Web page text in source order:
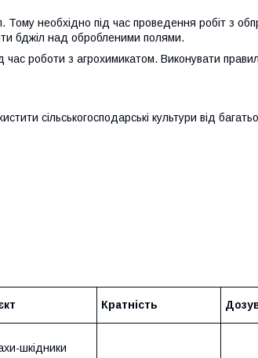
необхідно під час проведення робіт з
бджіл над обробленими полями.
час роботи з агрохимикатом. Виконувати
сільськогосподарські культури від
Кратність
шкідники